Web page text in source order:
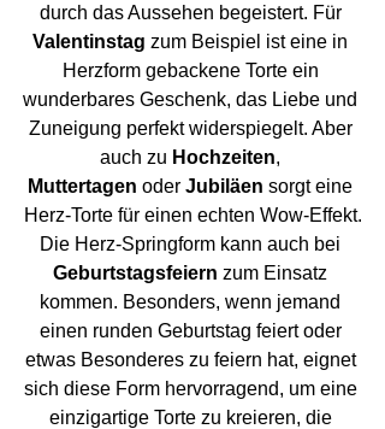
durch das Aussehen begeistert. Für
Valentinstag zum Beispiel ist eine in
Herzform gebackene Torte ein
wunderbares Geschenk, das Liebe und
Zuneigung perfekt widerspiegelt. Aber
auch zu Hochzeiten,
Muttertagen oder Jubiläen sorgt eine
Herz-Torte für einen echten Wow-Effekt.
Die Herz-Springform kann auch bei
Geburtstagsfeiern zum Einsatz
kommen. Besonders, wenn jemand
einen runden Geburtstag feiert oder
etwas Besonderes zu feiern hat, eignet
sich diese Form hervorragend, um eine
einzigartige Torte zu kreieren, die